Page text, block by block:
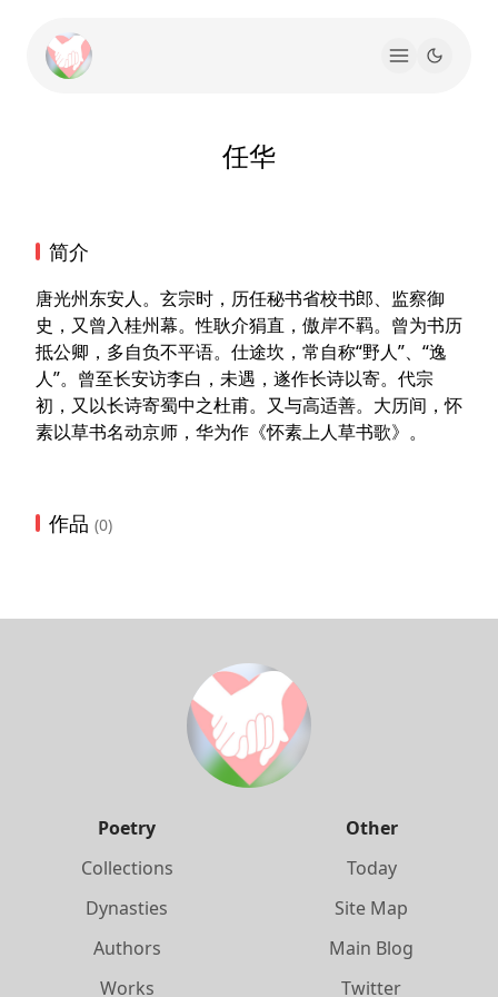
任华
简介
唐光州东安人。玄宗时，历任秘书省校书郎、监察御
史，又曾入桂州幕。性耿介狷直，傲岸不羁。曾为书历
抵公卿，多自负不平语。仕途坎，常自称“野人”、“逸
人”。曾至长安访李白，未遇，遂作长诗以寄。代宗
初，又以长诗寄蜀中之杜甫。又与高适善。大历间，怀
素以草书名动京师，华为作《怀素上人草书歌》。
作品 (0)
Poetry
Collections
Dynasties
Authors
Works
Other
Today
Site Map
Main Blog
Twitter